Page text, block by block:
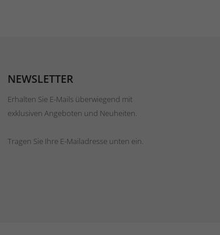
NEWSLETTER
Erhalten Sie E-Mails überwiegend mit
exklusiven Angeboten und Neuheiten.
Tragen Sie Ihre E-Mailadresse unten ein.